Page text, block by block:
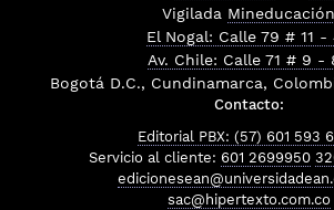
Vigilada Mineducación
El Nogal: Calle 79 # 11 -
Av. Chile: Calle 71 # 9 -
Bogotá D.C., Cundinamarca,
Contacto:
Editorial PBX: (57) 601 593
Servicio al cliente: 601 2699950
sac@hipertexto.com.co